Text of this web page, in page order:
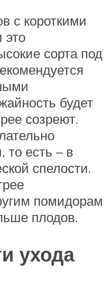
с короткими
это
сорта под
будет
созреют.
есть – в
спелости.
помидорам
плодов.
ухода